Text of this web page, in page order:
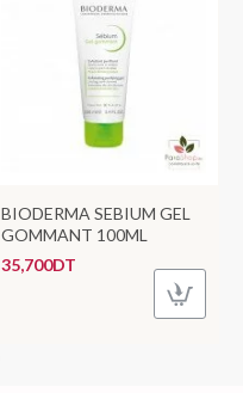
BIODERMA SEBIUM GEL
GOMMANT 100ML
35,700DT